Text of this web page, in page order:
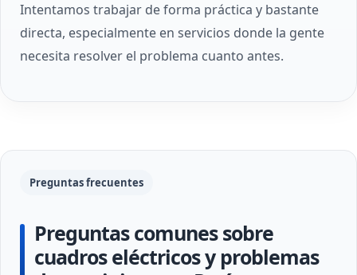
Intentamos trabajar de forma práctica y bastante
directa, especialmente en servicios donde la gente
necesita resolver el problema cuanto antes.
Preguntas frecuentes
Preguntas comunes sobre
cuadros eléctricos y problemas